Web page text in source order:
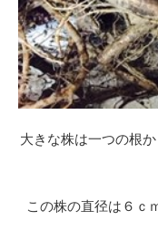
大きな株は一つの根
この株の直径は６ｃ